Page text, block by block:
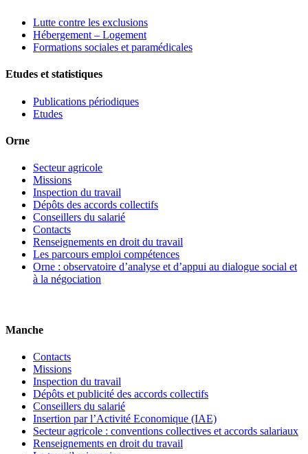
Lutte contre les exclusions
Hébergement – Logement
Formations sociales et paramédicales
Etudes et statistiques
Publications périodiques
Etudes
Orne
Secteur agricole
Missions
Inspection du travail
Dépôts des accords collectifs
Conseillers du salarié
Contacts
Renseignements en droit du travail
Les parcours emploi compétences
Orne : observatoire d’analyse et d’appui au dialogue social et
à la négociation
Manche
Contacts
Missions
Inspection du travail
Dépôts et publicité des accords collectifs
Conseillers du salarié
Insertion par l’Activité Economique (IAE)
Secteur agricole : conventions collectives et accords salariaux
Renseignements en droit du travail